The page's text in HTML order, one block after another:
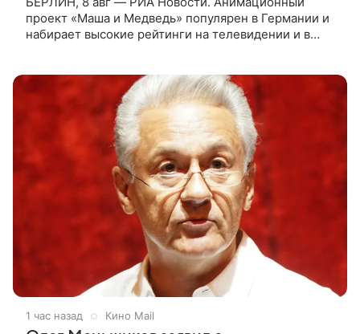
проект «Маша и Медведь» популярен в Германии и
набирает высокие рейтинги на телевидении и в
1 час назад Кино Mail